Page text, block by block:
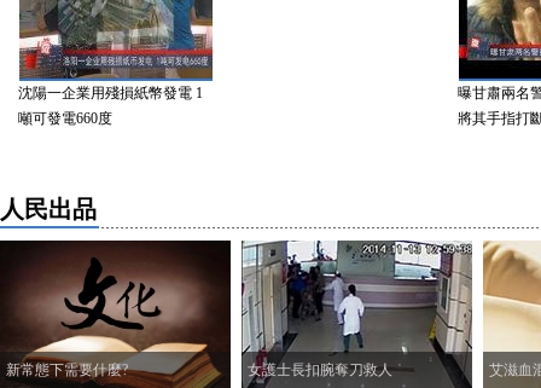
陽一企業用殘損紙幣發電 1
可發電660度
曝甘肅兩名警
將其手指打斷
人民出品
新常態下需要什麼? 女護士長扣腕奪刀救人 艾滋血